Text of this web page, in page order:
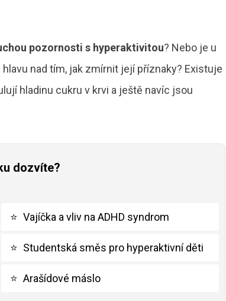
pozornosti s hyperaktivitou? Nebo je u
nad tím, jak zmírnit její příznaky? Existuje
hladinu cukru v krvi a ještě navíc jsou
dozvíte?
⭐ Vajíčka a vliv na ADHD syndrom
⭐ Studentská směs pro hyperaktivní děti
⭐ Arašídové máslo